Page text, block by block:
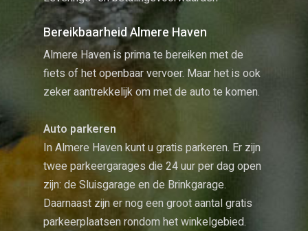
Bereikbaarheid Almere Haven
Almere Haven is prima te bereiken met de
fiets of het openbaar vervoer. Maar het is ook
zeker aantrekkelijk om met de auto te komen.
Auto parkeren
In Almere Haven kunt u gratis parkeren. Er zijn
twee parkeergarages die 24 uur per dag open
zijn: de Sluisgarage en de Brinkgarage.
Daarnaast zijn er nog een groot aantal gratis
parkeerplaatsen rondom het winkelgebied.